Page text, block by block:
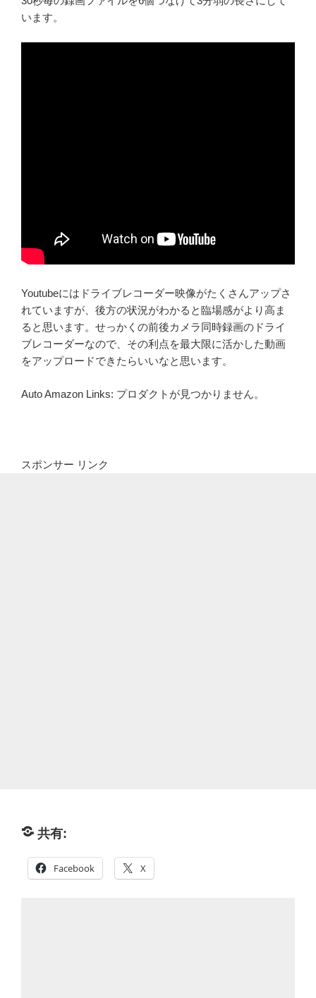
います。
Youtubeにはドライブレコーダー映像がたくさんアップさ
れていますが、後方の状況がわかると臨場感がより高ま
ると思います。せっかくの前後カメラ同時録画のドライ
ブレコーダーなので、その利点を最大限に活かした動画
をアップロードできたらいいなと思います。
Auto Amazon Links: プロダクトが見つかりません。
スポンサー リンク
共有:
Facebook X